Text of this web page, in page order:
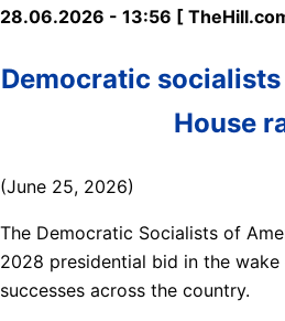
28.06.2026 - 13:56 [
Democratic
House
(June 25, 2026)
The Democratic Socialists of
2028 presidential bid in the
successes across the country.